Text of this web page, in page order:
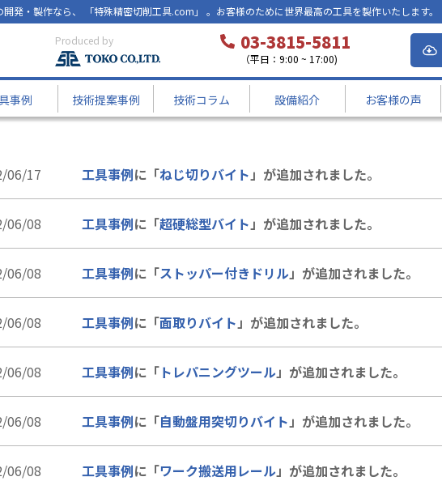
発・製作なら、 「特殊精密切削工具.com」 。お客様のために世界最高の工具を製作いたします。
Produced by 03-3815-5811
（平日：9:00 ~ 17:00)
事例 技術提案事例 技術コラム 設備紹介 お客様の声
06/17 工具事例に「ねじ切りバイト」が追加されました。
06/08 工具事例に「超硬総型バイト」が追加されました。
06/08 工具事例に「ストッパー付きドリル」が追加されました。
06/08 工具事例に「面取りバイト」が追加されました。
06/08 工具事例に「トレパニングツール」が追加されました。
06/08 工具事例に「自動盤用突切りバイト」が追加されました。
06/08 工具事例に「ワーク搬送用レール」が追加されました。